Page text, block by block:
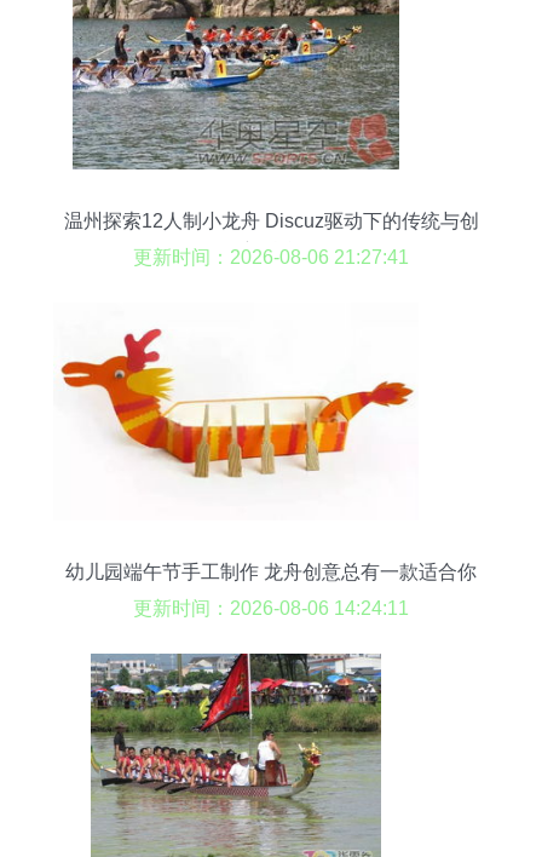
温州探索12人制小龙舟 Discuz驱动下的传统与创
新融合
更新时间：2026-08-06 21:27:41
幼儿园端午节手工制作 龙舟创意总有一款适合你
更新时间：2026-08-06 14:24:11